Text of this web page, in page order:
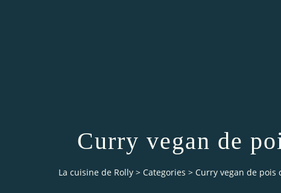
Curry vegan de
La cuisine de Rolly > Categories > Curry vegan de pois